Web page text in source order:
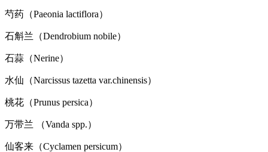
芍药（Paeonia lactiflora）
石斛兰（Dendrobium nobile）
石蒜（Nerine）
水仙（Narcissus tazetta var.chinensis）
桃花（Prunus persica）
万带兰 （Vanda spp.）
仙客来（Cyclamen persicum）